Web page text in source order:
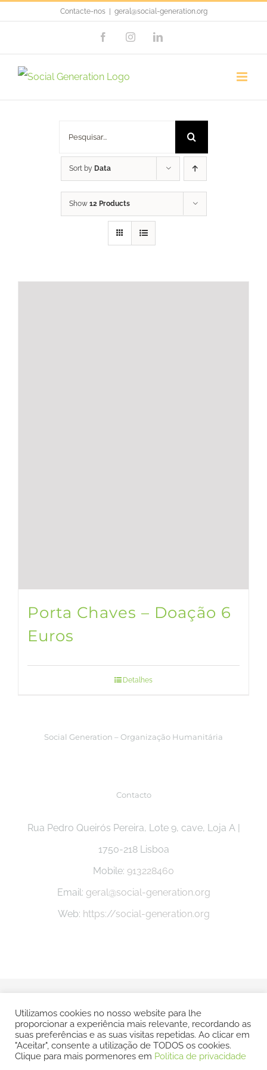
content
Contacte-nos geral@social-generation.org
FacebookInstagramLinkedIn
Sort by Data
Show 12 Products
Porta Chaves – Doação 6
Euros
Detalhes
Social Generation – Organização Humanitária
Contacto
Rua Pedro Queirós Pereira, Lote 9, cave, Loja A |
1750-218 Lisboa
Mobile: 913228460
Email: geral@social-generation.org
Web: https://social-generation.org
| Todos os direitos reservados | POWERED BYSMSP
Utilizamos cookies no nosso website para lhe
proporcionar a experiência mais relevante, recordando as
suas preferências e as suas visitas repetidas. Ao clicar em
"Aceitar", consente a utilização de TODOS os cookies.
Clique para mais pormenores em Politica de privacidade